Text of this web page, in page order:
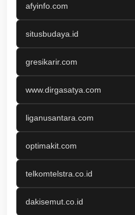
afyinfo.com
situsbudaya.id
gresikarir.com
www.dirgasatya.com
liganusantara.com
optimakit.com
telkomtelstra.co.id
dakisemut.co.id